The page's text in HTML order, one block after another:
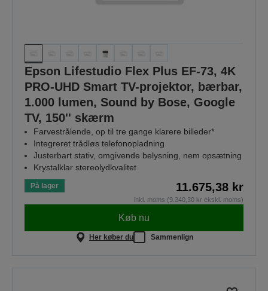
Epson Lifestudio Flex Plus EF-73, 4K
PRO-UHD Smart TV-projektor, bærbar,
1.000 lumen, Sound by Bose, Google
TV, 150'' skærm
Farvestrålende, op til tre gange klarere billeder*
Integreret trådløs telefonopladning
Justerbart stativ, omgivende belysning, nem opsætning
Krystalklar stereolydkvalitet
På lager 11.675,38 kr
inkl. moms (9.340,30 kr ekskl. moms)
Køb nu
Her køber du Sammenlign